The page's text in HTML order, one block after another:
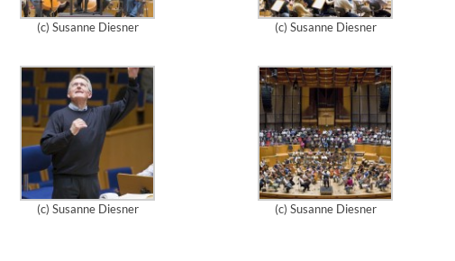
(c) Susanne Diesner (c) Susanne Diesner
(c) Susanne Diesner (c) Susanne Diesner